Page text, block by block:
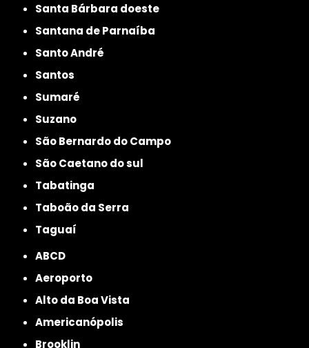
Santa Bárbara doeste
Santana de Parnaíba
Santo André
Santos
Sumaré
Suzano
São Bernardo do Campo
São Caetano do sul
Tabatinga
Taboão da Serra
Taguaí
ABCD
Aeroporto
Alto da Boa Vista
Americanópolis
Brooklin